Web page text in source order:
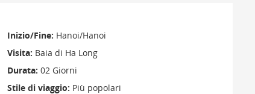
Inizio/Fine: Hanoi/Hanoi
Visita: Baia di Ha Long
Durata: 02 Giorni
Stile di viaggio: Più popolari